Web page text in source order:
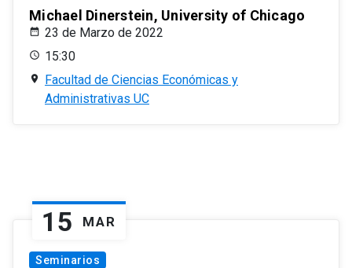
Michael Dinerstein, University of Chicago
23 de Marzo de 2022
15:30
Facultad de Ciencias Económicas y
Administrativas UC
15 MAR
Seminarios